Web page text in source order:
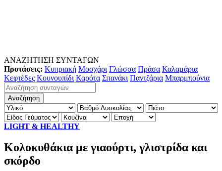
ΑΝΑΖΗΤΗΣΗ ΣΥΝΤΑΓΩΝ
Προτάσεις: Κυπριακή Μοσχάρι Γλώσσα Πράσα Καλαμάρια
Κεφτέδες Κουνουπίδι Καρότα Σπανάκι Παντζάρια Μπαρμπούνια
LIGHT & HEALTHY
Κολοκυθάκια με γιαούρτι, γλιστρίδα και
σκόρδο